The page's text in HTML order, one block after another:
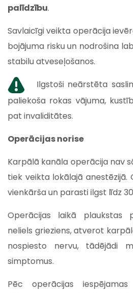
palīdzību.
Savlaicīgi veikta operācija
bojājuma risku un nodrošina
stabilu atveseļošanos.
Ilgstoši neārstēta
paliekoša rokas vājuma,
pat invaliditātes.
Operācijas norise
Karpālā kanāla operācija nav
tiek veikta lokālajā anestēzijā.
vienkārša un parasti ilgst līdz
Operācijas laikā plaukstas
neliels grieziens, atverot
nospiesto nervu, tādējādi
simptomus.
Pēc operācijas